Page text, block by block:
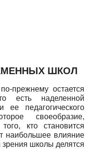
ШКОЛ
прежнему остается
есть наделенной
ее педагогического
своеобразие,
кто становится
наибольшее влияние
зрения школы делятся